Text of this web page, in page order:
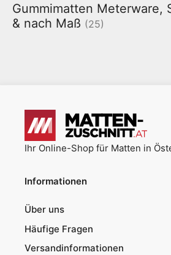
Gummimatten Meterware,
& nach Maß (25)
Ihr Online-Shop für Matten in
Informationen
Über uns
Häufige Fragen
Versandinformationen